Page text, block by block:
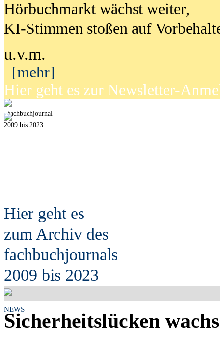
Hörbuchmarkt wächst weiter,
KI-Stimmen stoßen auf
u.v.m.
[mehr]
Hier geht es zur Newsletter-
fachbuchjournal
2009 bis 2023
Hier geht es
zum Archiv des
fachbuchjournals
2009 bis 2023
NEWS
Sicherheitslücken